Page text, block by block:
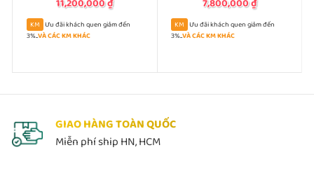
Ưu đãi khách quen giảm đến
3%...VÀ CÁC KM KHÁC
Ưu đãi khách quen giảm đến
3%...VÀ CÁC KM KHÁC
GIAO HÀNG TOÀN QUỐC
Miễn phí ship HN, HCM